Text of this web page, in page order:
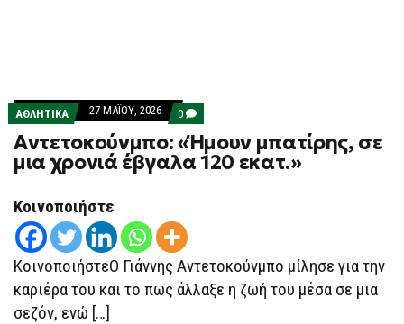
ΑΘΛΗΤΙΚΑ 27 ΜΑΪ́ΟΥ, 2026 0 COMMENTS
ON
ΑΝΤΕΤΟΚΟΎΝΜΠΟ:
«ΉΜΟΥΝ
ΜΠΑΤΊΡΗΣ,
120
ΕΚΑΤ.»
Αντετοκούνμπο: «Ήμουν μπατίρης, σε
μια χρονιά έβγαλα 120 εκατ.»
Κοινοποιήστε
ΚοινοποιήστεΟ Γιάννης Αντετοκούνμπο μίλησε για την
καριέρα του και το πως άλλαξε η ζωή του μέσα σε μια
σεζόν, ενώ […]